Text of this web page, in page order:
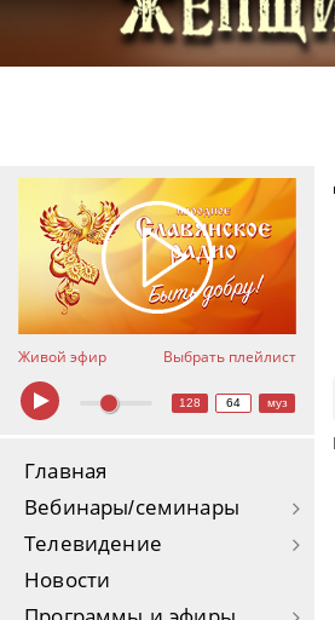
Живой эфир Выбрать плейлист
128 64 муз
Главная
Вебинары/семинары
Телевидение
Новости